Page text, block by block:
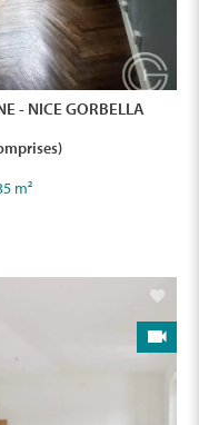
m²
- NICE GORBELLA